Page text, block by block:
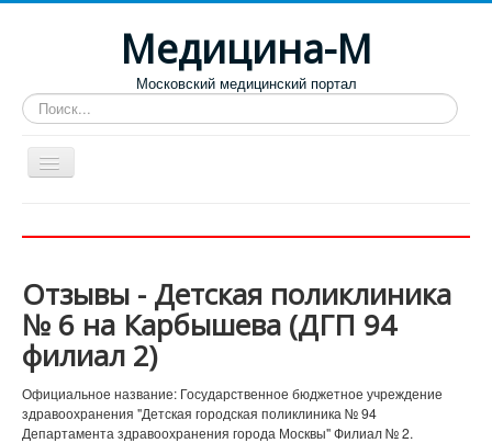
Медицина-М
Московский медицинский портал
Искать...
Роддома и женские консультации
Диспансеры
Лучшие специализированные клиники
Отзывы пациентов
Отзывы - Детская поликлиника
№ 6 на Карбышева (ДГП 94
филиал 2)
Официальное название: Государственное бюджетное учреждение
здравоохранения "Детская городская поликлиника № 94
Департамента здравоохранения города Москвы" Филиал № 2.